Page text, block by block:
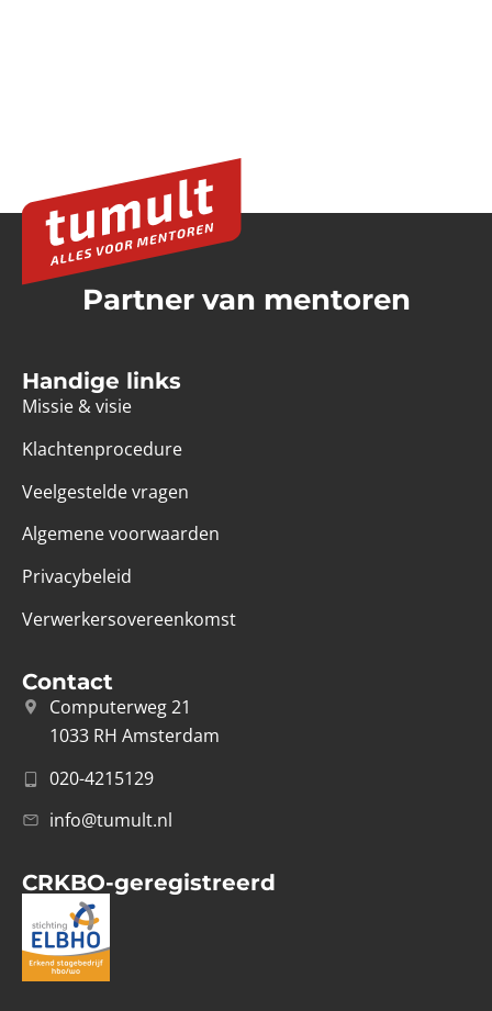
Partner van mentoren
Handige links
Missie & visie
Klachtenprocedure
Veelgestelde vragen
Algemene voorwaarden
Privacybeleid
Verwerkersovereenkomst
Contact
Computerweg 21
1033 RH Amsterdam
020-4215129
info@tumult.nl
CRKBO-geregistreerd